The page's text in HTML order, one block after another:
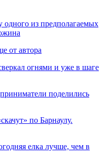
одного из предполагаемых
от автора
огнями и уже в шаге
поделились
по Барнаулу.
елка лучше, чем в